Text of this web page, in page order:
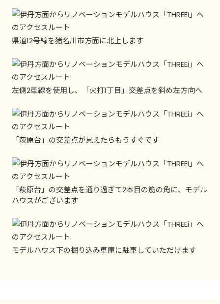
県道12号線を猪名川市方面に北上します
左側2車線を使用し、「火打1丁目」交差点を斜め左方向へ
「萩原台」の交差点が見えたらもうすぐです
「萩原台」の交差点を通り過ぎて2本目の筋の角に、モデル
ハウスがございます
モデルハウス下の掘り込み車庫に駐車していただけます